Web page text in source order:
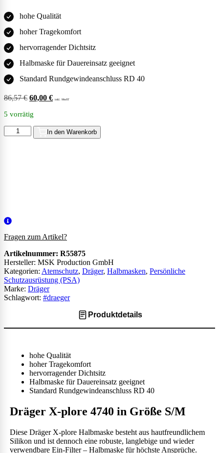
hohe Qualität
hoher Tragekomfort
hervorragender Dichtsitz
Halbmaske für Dauereinsatz geeignet
Standard Rundgewindeanschluss RD 40
86,57€ Ursprünglicher
war:
86,57 €72,75 €
60,00 € Aktueller
60,00 €50,42 €.
inkl. MwST
5 vorrätig
Dräger
X-
In den Warenkorb
Fragen zum Artikel?
Artikelnummer: R55875
Kategorien: Atemschutz, Dräger, Halbmasken, Persönliche
Schutzausrüstung (PSA)
Schlagwort: #draeger
Hersteller: MSK Production GmbH
Marke: Dräger
Produktdetails
hohe Qualität
hoher Tragekomfort
hervorragender Dichtsitz
Halbmaske für Dauereinsatz geeignet
Standard Rundgewindeanschluss RD 40
Dräger X-plore 4740 in Größe S/M
Diese Dräger X-plore Halbmaske besteht aus hautfreundlichem
Silikon und ist dennoch eine robuste, langlebige und wieder
verwendbare Ein-Filter – Halbmaske für höchste Ansprüche.